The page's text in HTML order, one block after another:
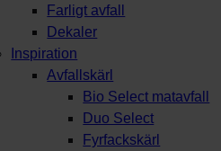
Farligt avfall
Dekaler
Inspiration
Avfallskärl
Bio Select matavfall
Duo Select
Fyrfackskärl